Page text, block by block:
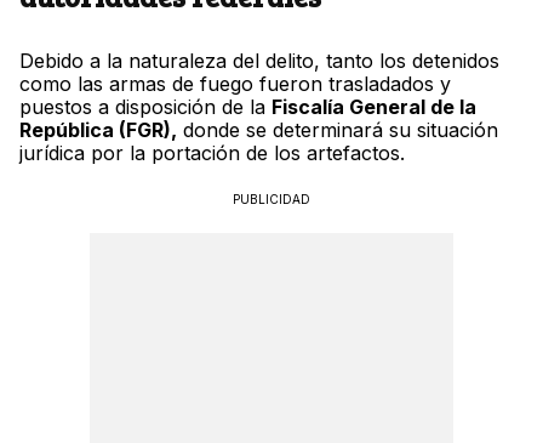
Debido a la naturaleza del delito, tanto los detenidos
como las armas de fuego fueron trasladados y
puestos a disposición de la Fiscalía General de la
República (FGR), donde se determinará su situación
jurídica por la portación de los artefactos.
PUBLICIDAD